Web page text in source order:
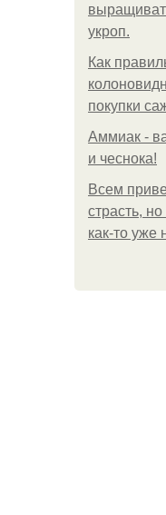
укроп.
Как
покупки
Аммиак -
и чеснока!
Всем
страсть,
как-то уже